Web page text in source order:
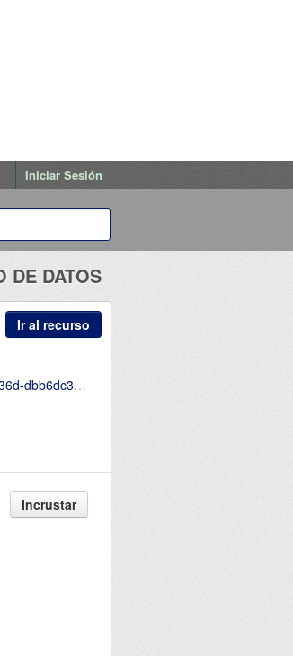
Iniciar Sesión
DE DATOS
Ir al recurso
CD.csv.csv
Incrustar